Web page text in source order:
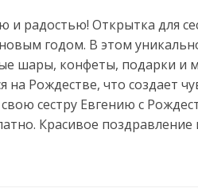
радостью! Открытка для
годом. В этом
шары, конфеты, подарки и
Рождестве, что создает
сестру Евгению с
Красивое